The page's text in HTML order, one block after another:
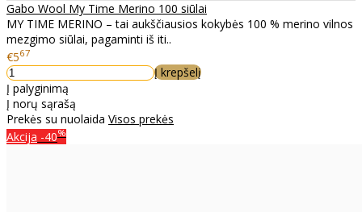
Gabo Wool My Time Merino 100 siūlai
MY TIME MERINO – tai aukščiausios kokybės 100 % merino vilnos
mezgimo siūlai, pagaminti iš iti..
€567
Į krepšelį
Į palyginimą
Į norų sąrašą
Prekės su nuolaida Visos prekės
Akcija -40%